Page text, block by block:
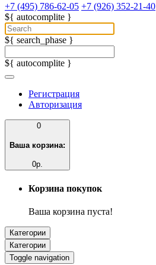
+7 (495) 786-62-05 +7 (926) 352-21-40
${ autocomplite }
${ search_phase }
${ autocomplite }
Регистрация
Авторизация
0
Ваша корзина:
0р.
Корзина покупок
Ваша корзина пуста!
Категории
Категории
Toggle navigation